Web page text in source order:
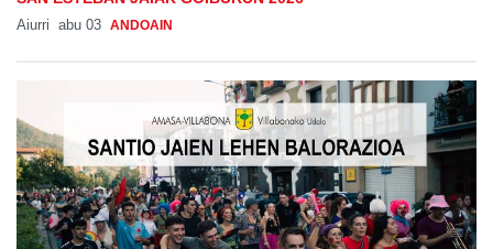
Aiurri abu 03 ANDOAIN